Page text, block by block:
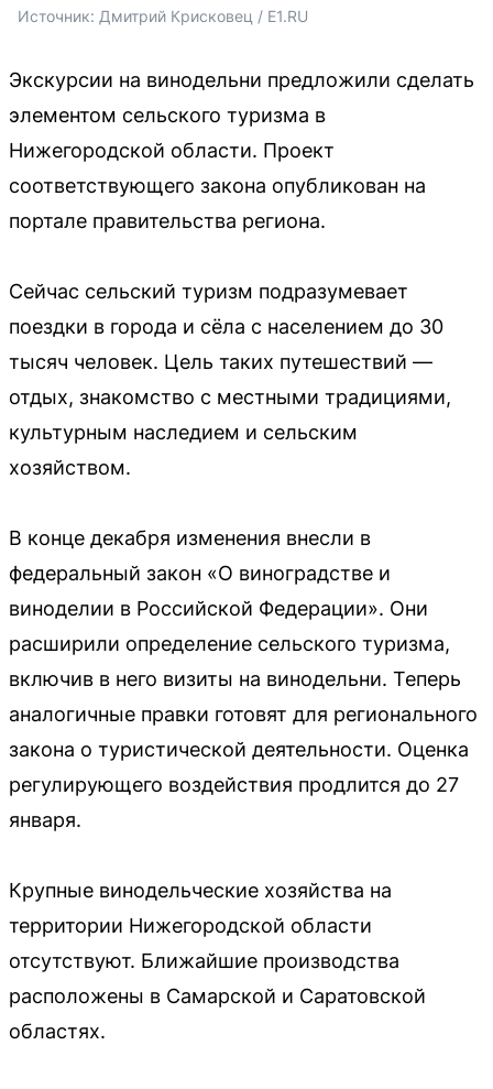
Источник: Дмитрий Крисковец / E1.RU
Экскурсии на винодельни предложили сделать
элементом сельского туризма в
Нижегородской области. Проект
соответствующего закона опубликован на
портале правительства региона.
Сейчас сельский туризм подразумевает
поездки в города и сёла с населением до 30
тысяч человек. Цель таких путешествий —
отдых, знакомство с местными традициями,
культурным наследием и сельским
хозяйством.
В конце декабря изменения внесли в
федеральный закон «О виноградстве и
виноделии в Российской Федерации». Они
расширили определение сельского туризма,
включив в него визиты на винодельни. Теперь
аналогичные правки готовят для регионального
закона о туристической деятельности. Оценка
регулирующего воздействия продлится до 27
января.
Крупные винодельческие хозяйства на
территории Нижегородской области
отсутствуют. Ближайшие производства
расположены в Самарской и Саратовской
областях.